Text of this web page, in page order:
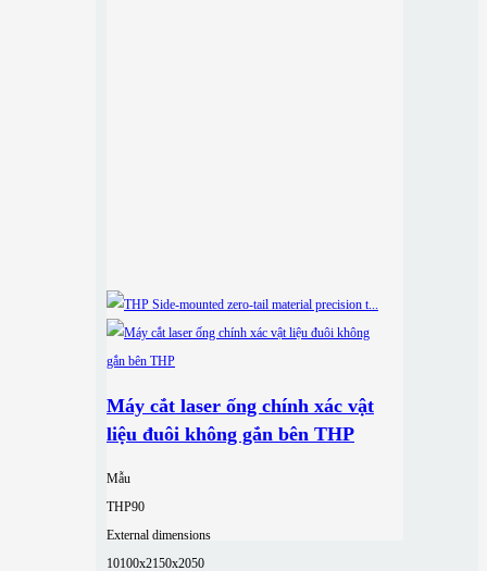
Máy cắt laser ống chính xác vật
liệu đuôi không gắn bên THP
Mẫu
THP90
External dimensions
10100x2150x2050